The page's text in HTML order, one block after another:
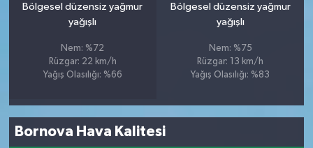
Bölgesel düzensiz yağmur
yağışlı
Nem: %72
Rüzgar: 22 km/h
Yağış Olasılığı: %66
Bölgesel düzensiz yağmur
yağışlı
Nem: %75
Rüzgar: 13 km/h
Yağış Olasılığı: %83
Bornova Hava Kalitesi